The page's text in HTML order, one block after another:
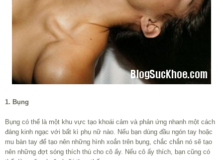
1. Bụng
Bụng có thể là một khu vực tạo khoái cảm và phản ứng nhanh một cách
đáng kinh ngạc với bất kì phụ nữ nào. Nếu bạn dùng đầu ngón tay hoặc
mu bàn tay để tạo nên những hình xoắn trên bụng, chắc chắn nó sẽ tạo
nên những đợt sóng thích thú cho cô ấy. Nếu cô ấy thích, bạn cũng có